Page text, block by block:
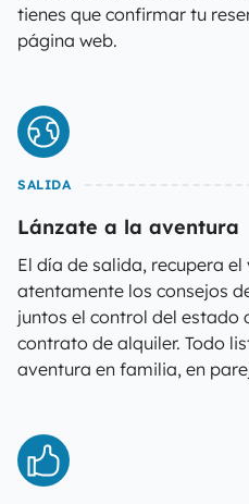
tienes que confirmar tu
página web.
SALIDA
Lánzate a la aventura
El día de salida, recupera el
atentamente los consejos
juntos el control del estado
contrato de alquiler. Todo
aventura en familia, en